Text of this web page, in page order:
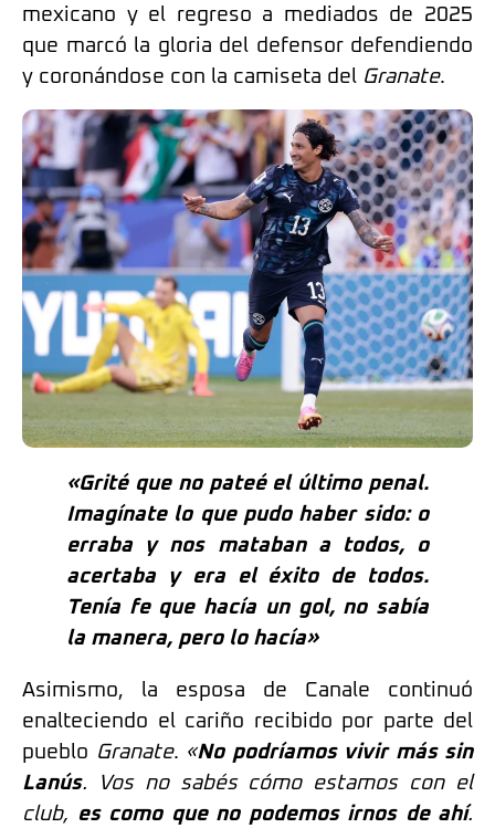
mexicano y el regreso a mediados de 2025
que marcó la gloria del defensor defendiendo
y coronándose con la camiseta del Granate.
«Grité que no pateé el último penal.
Imagínate lo que pudo haber sido: o
erraba y nos mataban a todos, o
acertaba y era el éxito de todos.
Tenía fe que hacía un gol, no sabía
la manera, pero lo hacía»
Asimismo, la esposa de Canale continuó
enalteciendo el cariño recibido por parte del
pueblo Granate. «No podríamos vivir más sin
Lanús. Vos no sabés cómo estamos con el
club, es como que no podemos irnos de ahí.